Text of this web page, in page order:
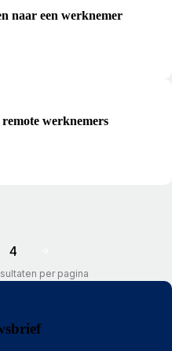
naar een werknemer
werknemers
4
per pagina